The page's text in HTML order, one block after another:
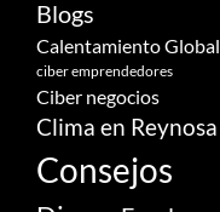
Blogs
Calentamiento Global
ciber emprendedores
Ciber negocios
Clima en Reynosa
Consejos